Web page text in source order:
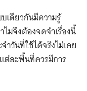
เดียวกันมีความรู้
มจึงต้องจดจำเรื่องนี้
ำวันที่ใช้ได้จริงไม่เคย
ต่ละพื้นที่ควรมีการ